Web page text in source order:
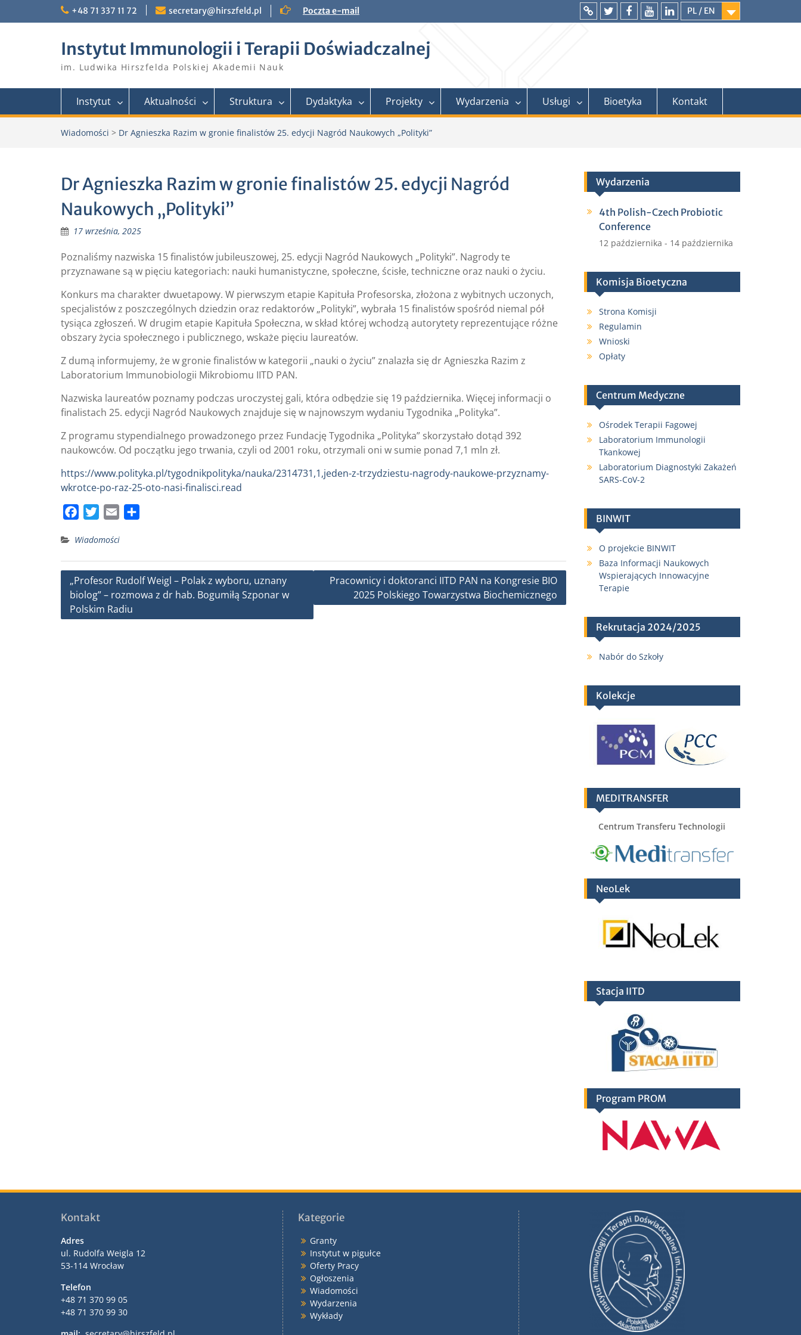
+48 71 337 11 72 secretary@hirszfeld.pl Poczta e-mail
PL / EN
IntranetTwitterFacebookYouTubeLinkedIn
Instytut Immunologii i Terapii Doświadczalnej
im. Ludwika Hirszfelda Polskiej Akademii Nauk
Instytut Aktualności Struktura Dydaktyka Projekty Wydarzenia Usługi Bioetyka Kontakt
Wiadomości > Dr Agnieszka Razim w gronie finalistów 25. edycji Nagród Naukowych „Polityki”
Dr Agnieszka Razim w gronie finalistów 25. edycji Nagród
Naukowych „Polityki”
17 września, 2025
Poznaliśmy nazwiska 15 finalistów jubileuszowej, 25. edycji Nagród Naukowych „Polityki”. Nagrody te
przyznawane są w pięciu kategoriach: nauki humanistyczne, społeczne, ścisłe, techniczne oraz nauki o życiu.
Konkurs ma charakter dwuetapowy. W pierwszym etapie Kapituła Profesorska, złożona z wybitnych uczonych,
specjalistów z poszczególnych dziedzin oraz redaktorów „Polityki”, wybrała 15 finalistów spośród niemal pół
tysiąca zgłoszeń. W drugim etapie Kapituła Społeczna, w skład której wchodzą autorytety reprezentujące różne
obszary życia społecznego i publicznego, wskaże pięciu laureatów.
Z dumą informujemy, że w gronie finalistów w kategorii „nauki o życiu” znalazła się dr Agnieszka Razim z
Laboratorium Immunobiologii Mikrobiomu IITD PAN.
Nazwiska laureatów poznamy podczas uroczystej gali, która odbędzie się 19 października. Więcej informacji o
finalistach 25. edycji Nagród Naukowych znajduje się w najnowszym wydaniu Tygodnika „Polityka”.
Z programu stypendialnego prowadzonego przez Fundację Tygodnika „Polityka” skorzystało dotąd 392
naukowców. Od początku jego trwania, czyli od 2001 roku, otrzymali oni w sumie ponad 7,1 mln zł.
https://www.polityka.pl/tygodnikpolityka/nauka/2314731,1,jeden-z-trzydziestu-nagrody-naukowe-przyznamy-
wkrotce-po-raz-25-oto-nasi-finalisci.read
c
e
b
o
k
i
t
t
e
r
i
l
r
e
Wiadomości
Nawigacja
wpisu
„Profesor Rudolf Weigl – Polak z wyboru, uznany
biolog” – rozmowa z dr hab. Bogumiłą Szponar w
Polskim Radiu
Pracownicy i doktoranci IITD PAN na Kongresie BIO
2025 Polskiego Towarzystwa Biochemicznego
Wydarzenia
4th Polish-Czech Probiotic
Conference
12 października - 14 października
Komisja Bioetyczna
Strona Komisji
Regulamin
Wnioski
Opłaty
Centrum Medyczne
Ośrodek Terapii Fagowej
Laboratorium Immunologii
Tkankowej
Laboratorium Diagnostyki Zakażeń
SARS-CoV-2
BINWIT
O projekcie BINWIT
Baza Informacji Naukowych
Wspierających Innowacyjne
Terapie
Rekrutacja 2024/2025
Nabór do Szkoły
Kolekcje
MEDITRANSFER
Centrum Transferu Technologii
NeoLek
Stacja IITD
Program PROM
Kontakt
Adres
ul. Rudolfa Weigla 12
53-114 Wrocław
Telefon
+48 71 370 99 05
+48 71 370 99 30
Kategorie
Granty
Instytut w pigułce
Oferty Pracy
Ogłoszenia
Wiadomości
Wydarzenia
Wykłady